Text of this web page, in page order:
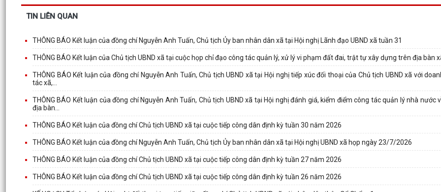
TIN LIÊN QUAN
THÔNG BÁO Kết luận của đồng chí Nguyễn Anh Tuấn, Chủ tịch Ủy ban nhân dân xã tại Hội nghị Lãnh đạo UBND xã tuần 31
THÔNG BÁO Kết luận của Chủ tịch UBND xã tại cuộc họp chỉ đạo công tác quản lý, xử lý vi phạm đất đai, trật tự xây dựng trên địa bàn
THÔNG BÁO Kết luận của đồng chí Nguyễn Anh Tuấn, Chủ tịch UBND xã tại Hội nghị tiếp xúc đối thoại của Chủ tịch UBND xã với
tác xã,...
THÔNG BÁO Kết luận của đồng chí Nguyễn Anh Tuấn, Chủ tịch UBND xã tại Hội nghị đánh giá, kiểm điểm công tác quản lý nhà nước
địa bàn...
THÔNG BÁO Kết luận của đồng chí Chủ tịch UBND xã tại cuộc tiếp công dân định kỳ tuần 30 năm 2026
THÔNG BÁO Kết luận của đồng chí Nguyễn Anh Tuấn, Chủ tịch Ủy ban nhân dân xã tại Hội nghị UBND xã họp ngày 23/7/2026
THÔNG BÁO Kết luận của đồng chí Chủ tịch UBND xã tại cuộc tiếp công dân định kỳ tuần 27 năm 2026
THÔNG BÁO Kết luận của đồng chí Chủ tịch UBND xã tại cuộc tiếp công dân định kỳ tuần 26 năm 2026